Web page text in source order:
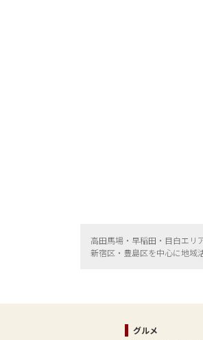
高田馬場・早稲田・目白エリ
新宿区・ 豊島区を中心に地域
グルメ